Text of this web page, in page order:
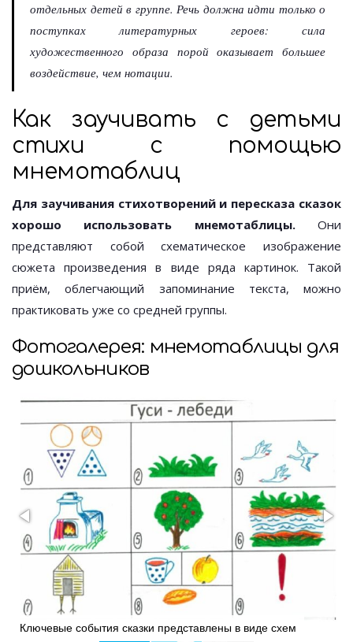
отдельных детей в группе. Речь должна идти только о
поступках литературных героев: сила
художественного образа порой оказывает большее
воздействие, чем нотации.
Как заучивать с детьми
стихи с помощью
мнемотаблиц
Для заучивания стихотворений и пересказа сказок
хорошо использовать мнемотаблицы. Они
представляют собой схематическое изображение
сюжета произведения в виде ряда картинок. Такой
приём, облегчающий запоминание текста, можно
практиковать уже со средней группы.
Фотогалерея: мнемотаблицы для
дошкольников
Ключевые события сказки представлены в виде схем